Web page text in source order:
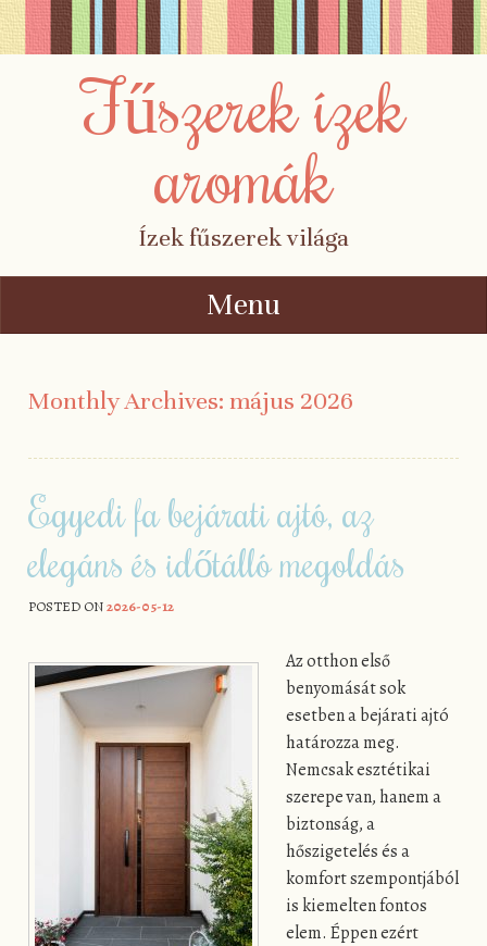
Fűszerek ízek
aromák
Ízek fűszerek világa
Menu
Monthly Archives: május 2026
Egyedi fa bejárati ajtó, az
elegáns és időtálló megoldás
POSTED ON2026-05-12
Az otthon első
benyomását sok
esetben a bejárati ajtó
határozza meg.
Nemcsak esztétikai
szerepe van, hanem a
biztonság, a
hőszigetelés és a
komfort szempontjából
is kiemelten fontos
elem. Éppen ezért